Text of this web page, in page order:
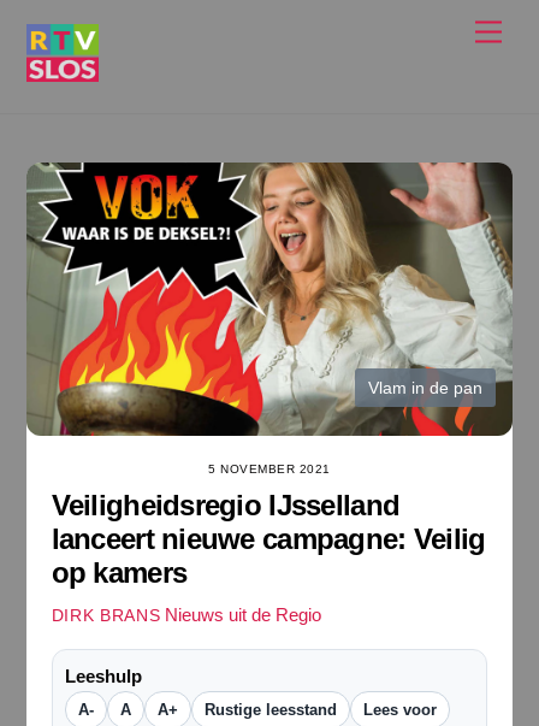
Vlam in de pan
5 NOVEMBER 2021
Veiligheidsregio IJsselland
lanceert nieuwe campagne: Veilig
op kamers
DIRK BRANS Nieuws uit de Regio
Leeshulp
A- A A+ Rustige leesstand Lees voor